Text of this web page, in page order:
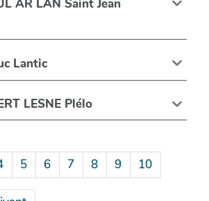
AR LAN Saint Jean
Ferme du Buzuc Lantic
LESNE Plélo
5 6 7 8 9
10